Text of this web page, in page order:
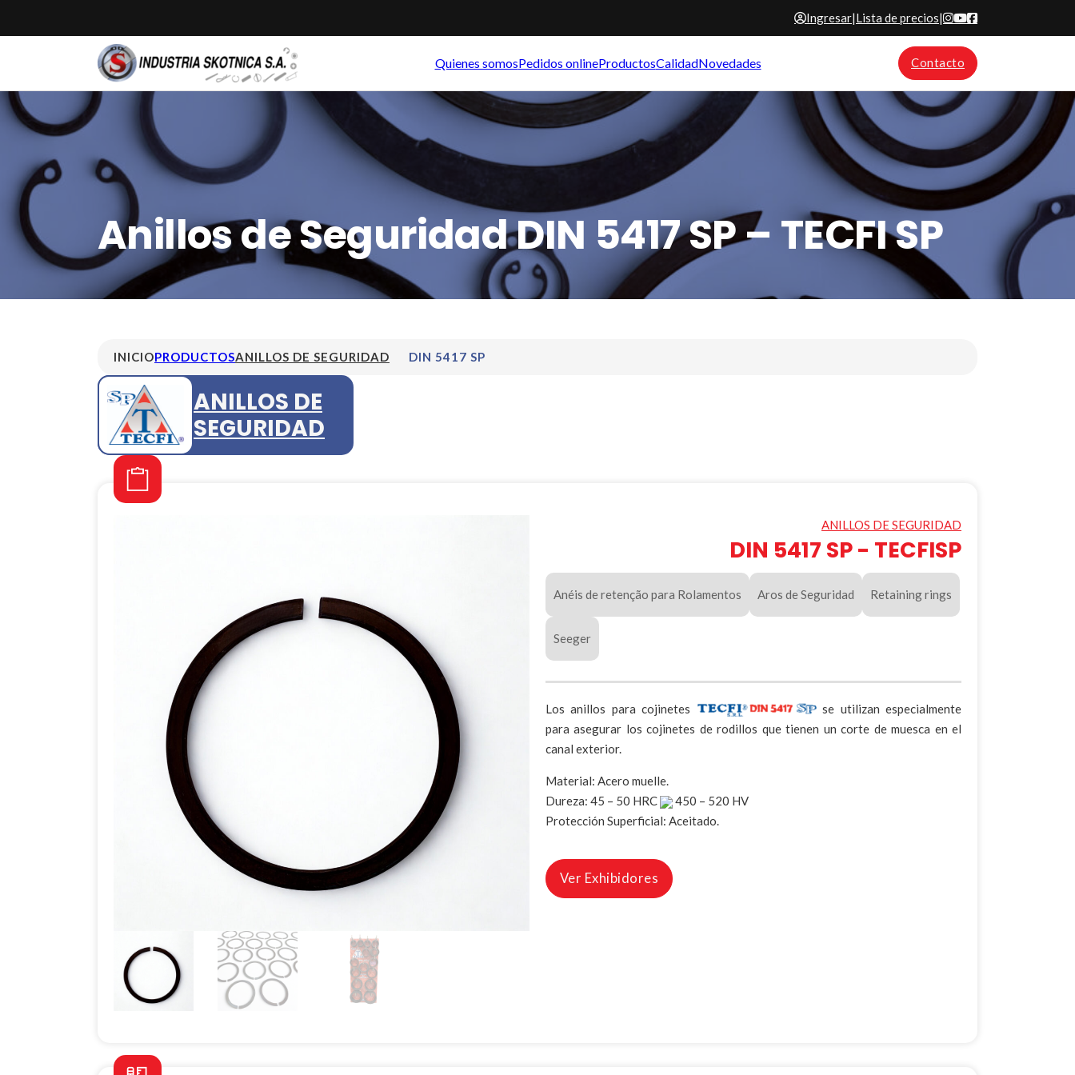
Ingresar|Lista de precios|
Quienes somosPedidos onlineProductosCalidadNovedades Contacto
Anillos de Seguridad DIN 5417 SP – TECFI SP
INICIOPRODUCTOSANILLOS DE SEGURIDAD DIN 5417 SP
ANILLOS DE
SEGURIDAD
ANILLOS DE SEGURIDAD
DIN 5417 SP - TECFISP
Anéis de retenção para Rolamentos Aros de Seguridad Retaining rings
Seeger
Los anillos para cojinetes
se utilizan especialmente
para asegurar los cojinetes de rodillos que tienen un corte de muesca en el
canal exterior.
Material: Acero muelle.
Dureza: 45 – 50 HRC
450 – 520 HV
Protección Superficial: Aceitado.
Ver Exhibidores